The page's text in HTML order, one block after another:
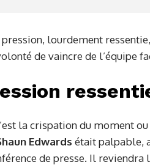
lourdement
de vaincre de l’équipe
la crispation du moment
Edwards était palpable,
de presse. Il